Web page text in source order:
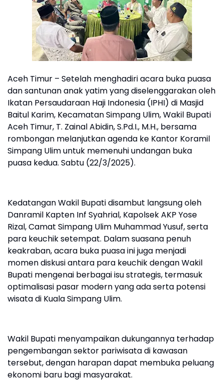
Aceh Timur – Setelah menghadiri acara buka puasa
dan santunan anak yatim yang diselenggarakan oleh
Ikatan Persaudaraan Haji Indonesia (IPHI) di Masjid
Baitul Karim, Kecamatan Simpang Ulim, Wakil Bupati
Aceh Timur, T. Zainal Abidin, S.Pd.I., M.H., bersama
rombongan melanjutkan agenda ke Kantor Koramil
Simpang Ulim untuk memenuhi undangan buka
puasa kedua. Sabtu (22/3/2025).
Kedatangan Wakil Bupati disambut langsung oleh
Danramil Kapten Inf Syahrial, Kapolsek AKP Yose
Rizal, Camat Simpang Ulim Muhammad Yusuf, serta
para keuchik setempat. Dalam suasana penuh
keakraban, acara buka puasa ini juga menjadi
momen diskusi antara para keuchik dengan Wakil
Bupati mengenai berbagai isu strategis, termasuk
optimalisasi pasar modern yang ada serta potensi
wisata di Kuala Simpang Ulim.
Wakil Bupati menyampaikan dukungannya terhadap
pengembangan sektor pariwisata di kawasan
tersebut, dengan harapan dapat membuka peluang
ekonomi baru bagi masyarakat.